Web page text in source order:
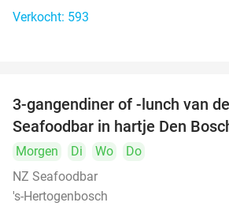
Verkocht: 593
3-gangendiner of -lunch van
Seafoodbar in hartje Den
Morgen Di Wo
Do
NZ Seafoodbar
's-Hertogenbosch